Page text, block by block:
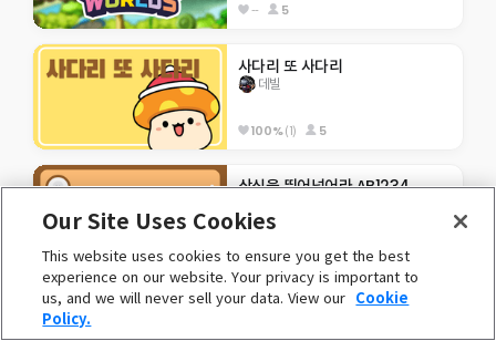
-- 5
사다리 또 사다리
데빌
100%(1) 5
상식을 뛰어넘어라 AB1234
-- 3
Our Site Uses Cookies
This website uses cookies to ensure you get the best
experience on our website. Your privacy is important to
us, and we will never sell your data. View our Cookie
Policy.